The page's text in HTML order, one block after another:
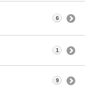
6
1
9